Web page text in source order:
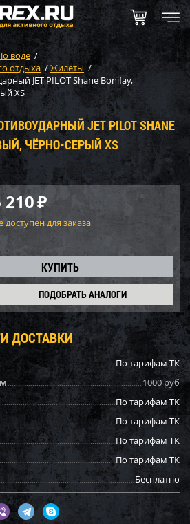
воде /
отдыха /Жилеты /
JET PILOT Shane Bonifay,
XS
JET PILOT SHANE
ЧЁРНО-СЕРЫЙ XS
210₽
доступен для заказа
ПОДОБРАТЬ АНАЛОГИ
ДОСТАВКИ
По тарифам ТК
1000 руб
По тарифам ТК
По тарифам ТК
По тарифам ТК
По тарифам ТК
Бесплатно